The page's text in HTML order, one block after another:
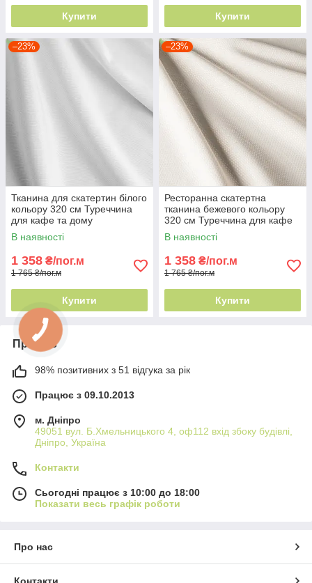
Купити Купити
–23%
Тканина для скатертин білого
кольору 320 см Туреччина
для кафе та дому
В наявності
1 358 ₴/пог.м
1 765 ₴/пог.м
Купити
–23%
Ресторанна скатертна
тканина бежевого кольору
320 см Туреччина для кафе
та дому
В наявності
1 358 ₴/пог.м
1 765 ₴/пог.м
Купити
Про нас
98% позитивних з 51 відгука за рік
Працює з 09.10.2013
м. Дніпро
49051 вул. Б.Хмельницького 4, оф112 вхід збоку будівлі,
Дніпро, Україна
Контакти
Сьогодні працює з 10:00 до 18:00
Показати весь графік роботи
Про нас